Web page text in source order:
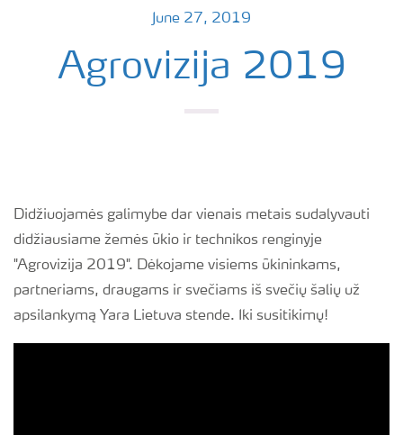
June 27, 2019
Agrovizija 2019
Didžiuojamės galimybe dar vienais metais sudalyvauti
didžiausiame žemės ūkio ir technikos renginyje
"Agrovizija 2019". Dėkojame visiems ūkininkams,
partneriams, draugams ir svečiams iš svečių šalių už
apsilankymą Yara Lietuva stende. Iki susitikimų!